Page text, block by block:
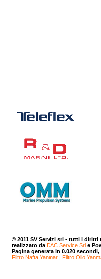
© 2011 SV Servizi srl - tutti i diritti
realizzato da DAC Service Srl e
Pagina generata in 0.020
Filtro Nafta Yanmar | Filtro Olio